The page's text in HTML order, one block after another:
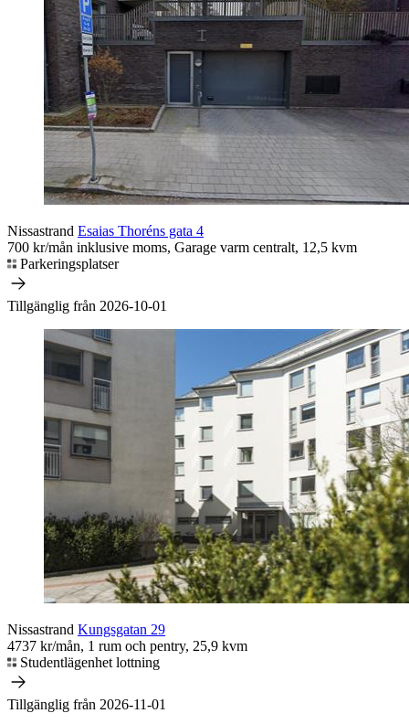
Nissastrand Esaias Thoréns gata 4
700 kr/mån inklusive moms, Garage varm centralt, 12,5 kvm
Parkeringsplatser
Tillgänglig från 2026-10-01
Nissastrand Kungsgatan 29
4737 kr/mån, 1 rum och pentry, 25,9 kvm
Studentlägenhet lottning
Tillgänglig från 2026-11-01